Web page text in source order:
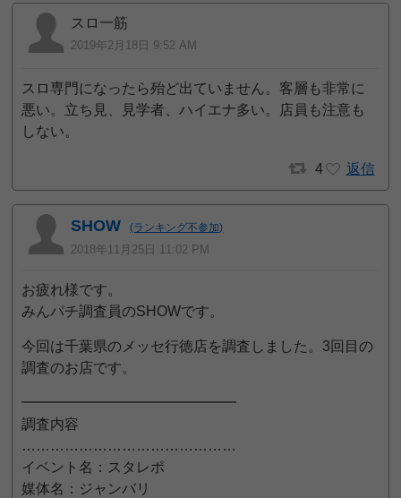
スロ一筋
2019年2月18日 9:52 AM
スロ専門になったら殆ど出ていません。客層も非常に
悪い。立ち見、見学者、ハイエナ多い。店員も注意も
しない。
4 返信
SHOW (ランキング不参加)
2018年11月25日 11:02 PM
お疲れ様です。
みんパチ調査員のSHOWです。
今回は千葉県のメッセ行徳店を調査しました。3回目の
調査のお店です。
━━━━━━━━━━━━━━━
調査内容
………………………………………
イベント名：スタレポ
媒体名：ジャンバリ